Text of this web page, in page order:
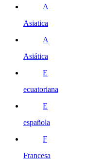
A
Asiatica
A
Asiática
E
ecuatoriana
E
española
F
Francesa